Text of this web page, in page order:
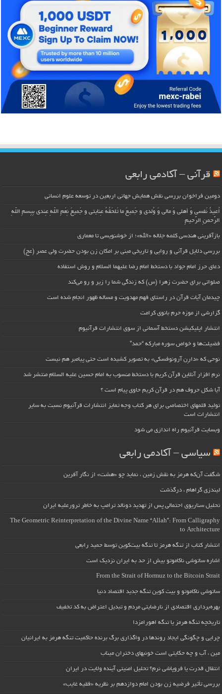
قرآنی – آکادمی رابعی
دومین فراخوان بررسی نقش همایش جهانی اربعین در توسعه علوم انسانی
اُعیذُ نَفسی وَ أهلی وَ مالی وَ وُلدی و جَمیعَ ما تَلحَقُهُ عِنایتی و جَمیعَ نِعَمِ اللّهِ عِندی بِبِسمِ اللّهِ
الرَّحمنِ الرَّحیمِ
بازآفرینی هندسی کلمه جلاله «الله»؛ از خوشنویسی تا معماری
بررسی دلایل قرآنی و روایی و تاریخی مبنی بر امکان زن بودن حضرت ولی عصر (عج)
دعای حرز امام جواد با دستخط امام رضا علیهما السلام و روش استفاده
صلواتی برای حضرت زهرا (س) که زندگی شما را زیر و رو می‌کند
چیدمان آیات قرآن در راستای فهم مهدویت و مساله ظهور انجام شده است
گزارشی از موزه حرم بانوی کرامت
انتشار اپلیکیشن دستخط آسمانی از سوی انتشارات قرآنیوم
فضیلت‌ها و خواص سوره مبارکه “حمد”
نوحی که «دارِن آرونوفسکی» به تصویر کشیده است حتی پیامبر هم نیست
نرم افزار آنلاین قرآن کریم با دستخط منسوب به امام حسین علیه السلام منتشر شد
آیا شکل حروف هم در قرآن کریم حاوی پیام است ؟
تولید قلمهای اختصاصی برای هر کتاب وجه تمایز انتشارات قرآنیوم نسبت به سایر
انتشارات است
وبسایت قرآنیوم راه اندازی می شود
سیاسی – آکادمی رابعی
شگفت آن‌که هرمز به نقش زمین ، نماید چو «هشت» از نگار آفرین
لیندزی گراهام ، درگذشت
تحلیل سناریوی احتمالی پس از تهدید دونالد ترامپ به خاطر ترورعلیه ایران
The Geometric Reinterpretation of the Divine Name “Allah”: From Calligraphy
to Architecture
انتشار کتاب از تنگه هرمز تا تنگه بیت‌کوین توسط حمید رابعی
اشاره ساتوشی ناکاموتو بیش از حد به ایران نزدیک است
From the Strait of Hormuz to the Bitcoin Strait
ساتوشی ناکاموتو و بیت کوین تنگه جدید اقتصاد دنیا
بهره‌برداری اقتصادی از نارضایتی مردم و تبدیل اعتراض به کد تخفیف
تاریخچه تنگه هرمز یا تنگه اهورامزدا
چرایی و چگونگی ایجاد روندها در واگذاری برگ برنده حاکمیت تنگه هرمز به ایرانیان
مین ، آب و چه حکایتی است خونبهای دختران میناب
انتقال قدرت یا فروپاشی نرم؟ تحلیل امنیتی آینده ولایت در ایران
بررسی تأثیر فرضیه زن بودن امام دوازدهم بر نظریه «فقیه غایب»